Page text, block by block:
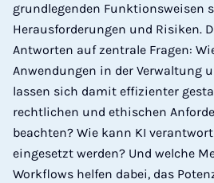
grundlegenden Funktionsweisen
Herausforderungen und Risiken.
Antworten auf zentrale Fragen:
Anwendungen in der Verwaltung
lassen sich damit effizienter
rechtlichen und ethischen
beachten? Wie kann KI
eingesetzt werden? Und welche
Workflows helfen dabei, das